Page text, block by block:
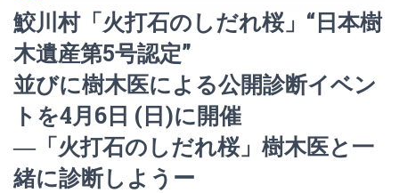
鮫川村「火打石のしだれ桜」“日本樹
木遺産第5号認定”
並びに樹木医による公開診断イベン
トを4月6日 (日)に開催
―「火打石のしだれ桜」樹木医と一
緒に診断しようー